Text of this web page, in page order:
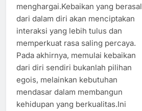
menghargai.Kebaikan yang berasal
dari dalam diri akan menciptakan
interaksi yang lebih tulus dan
memperkuat rasa saling percaya.
Pada akhirnya, memulai kebaikan
dari diri sendiri bukanlah pilihan
egois, melainkan kebutuhan
mendasar dalam membangun
kehidupan yang berkualitas.Ini